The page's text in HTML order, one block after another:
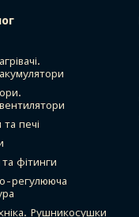
та печі
фітинги
регулююча
Рушникосушки